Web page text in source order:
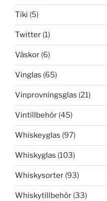
Tiki (5)
Twitter (1)
Väskor (6)
Vinglas (65)
Vinprovningsglas (21)
Vintillbehör (45)
Whiskeyglas (97)
Whiskyglas (103)
Whiskysorter (93)
Whiskytillbehör (33)